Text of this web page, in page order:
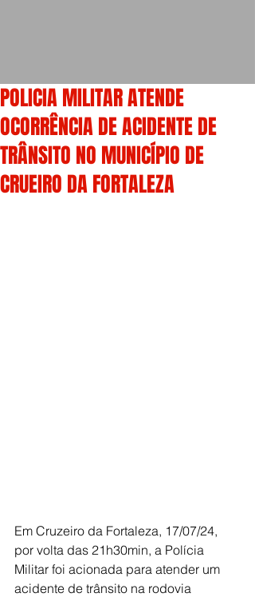
POLICIA MILITAR ATENDE
OCORRÊNCIA DE ACIDENTE DE
TRÂNSITO NO MUNICÍPIO DE
CRUEIRO DA FORTALEZA
Em Cruzeiro da Fortaleza, 17/07/24,
por volta das 21h30min, a Polícia
Militar foi acionada para atender um
acidente de trânsito na rodovia